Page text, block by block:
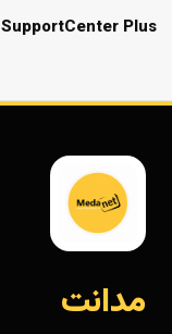
SupportCenter Plus
مدانت